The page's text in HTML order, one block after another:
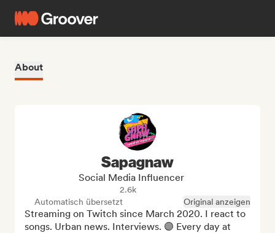
About
Sapagnaw
Social Media Influencer
2.6k
Automatisch übersetzt
Original anzeigen
Streaming on Twitch since March 2020. I react to
songs. Urban news. Interviews. 🟣 Every day at